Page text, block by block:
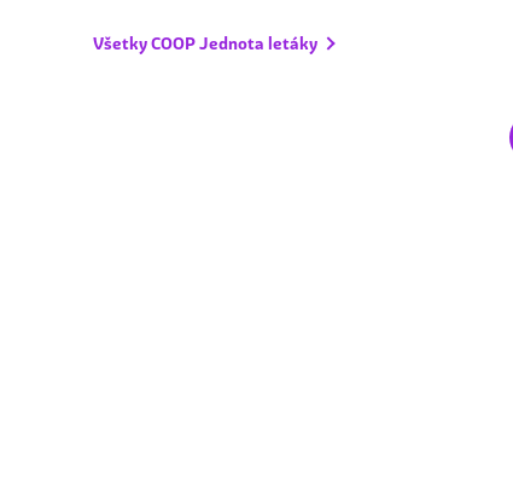
Všetky COOP Jednota letáky